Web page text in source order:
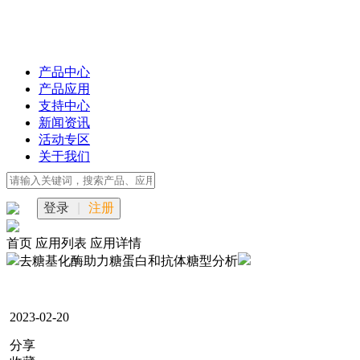
产品中心
产品应用
支持中心
新闻资讯
活动专区
关于我们
登录 注册
首页 应用列表 应用详情
去糖基化酶助力糖蛋白和抗体糖型分析
2023-02-20
分享